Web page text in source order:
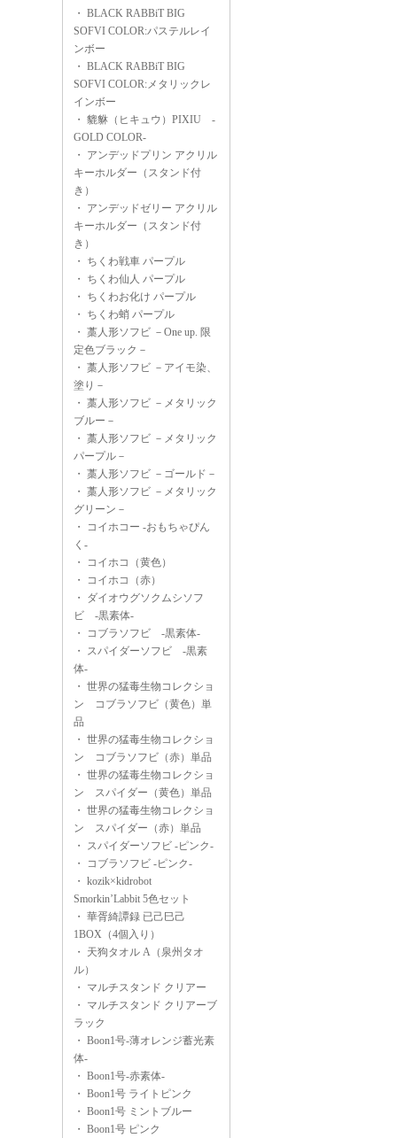
・ BLACK RABBiT BIG
SOFVI COLOR:パステルレイ
ンボー
・ BLACK RABBiT BIG
SOFVI COLOR:メタリックレ
インボー
・ 貔貅（ヒキュウ）PIXIU -
GOLD COLOR-
・ アンデッドプリン アクリル
キーホルダー（スタンド付
き）
・ アンデッドゼリー アクリル
キーホルダー（スタンド付
き）
・ ちくわ戦車 パープル
・ ちくわ仙人 パープル
・ ちくわお化け パープル
・ ちくわ蛸 パープル
・ 藁人形ソフビ －One up. 限
定色ブラック－
・ 藁人形ソフビ －アイモ染、
塗り－
・ 藁人形ソフビ －メタリック
ブルー－
・ 藁人形ソフビ －メタリック
パープル－
・ 藁人形ソフビ －ゴールド－
・ 藁人形ソフビ －メタリック
グリーン－
・
コイホコー -おもちゃぴん
く-
・
コイホコ（黄色）
・
コイホコ（赤）
・ ダイオウグソクムシソフ
ビ -黒素体-
・
コブラソフビ -黒素体-
・ スパイダーソフビ -黒素
体-
・ 世界の猛毒生物コレクショ
ン コブラソフビ（黄色）単
品
・ 世界の猛毒生物コレクショ
ン コブラソフビ（赤）単品
・ 世界の猛毒生物コレクショ
ン スパイダー（黄色）単品
・ 世界の猛毒生物コレクショ
ン スパイダー（赤）単品
・ スパイダーソフビ -ピンク-
・
コブラソフビ -ピンク-
・ kozik×kidrobot
Smorkin’Labbit 5色セット
・ 華胥綺譚録 已己巳己
1BOX（4個入り）
・ 天狗タオル A（泉州タオ
ル）
・ マルチスタンド クリアー
・ マルチスタンド クリアーブ
ラック
・ Boon1号-薄オレンジ蓄光素
体-
・ Boon1号-赤素体-
・ Boon1号 ライトピンク
・ Boon1号 ミントブルー
・ Boon1号 ピンク